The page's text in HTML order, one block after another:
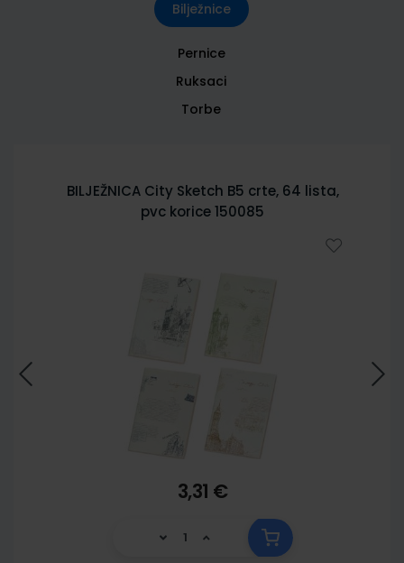
Bilježnice
Pernice
Ruksaci
Torbe
BILJEŽNICA City Sketch B5 crte, 64 lista,
pvc korice 150085
3,31 €